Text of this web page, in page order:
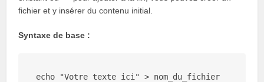
fichier et y insérer du contenu initial.
Syntaxe de base :
echo "Votre texte ici"